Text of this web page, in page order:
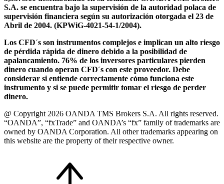
S.A. se encuentra bajo la supervisión de la autoridad polaca de
supervisión financiera según su autorización otorgada el 23 de
Abril de 2004. (KPWiG-4021-54-1/2004).
Los CFD´s son instrumentos complejos e implican un alto riesgo
de pérdida rápida de dinero debido a la posibilidad de
apalancamiento. 76% de los inversores particulares pierden
dinero cuando operan CFD´s con este proveedor. Debe
considerar si entiende correctamente cómo funciona este
instrumento y si se puede permitir tomar el riesgo de perder
dinero.
@ Copyright 2026 OANDA TMS Brokers S.A. All rights reserved.
“OANDA”, “fxTrade” and OANDA’s “fx” family of trademarks are
owned by OANDA Corporation. All other trademarks appearing on
this website are the property of their respective owner.